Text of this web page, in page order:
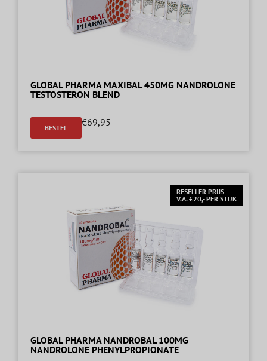
GLOBAL PHARMA MAXIBAL 450MG NANDROLONE
TESTOSTERON BLEND
BESTEL €69,95
RESELLER PRIJS
V.A. €20,- PER STUK
GLOBAL PHARMA NANDROBAL 100MG
NANDROLONE PHENYLPROPIONATE